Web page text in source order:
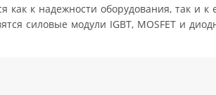
к надежности оборудования, так и к
силовые модули IGBT, MOSFET и